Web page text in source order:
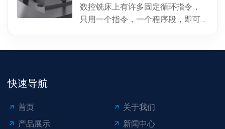
数控铣床上有许多固定循环指令，
只用一个指令，一个程序段，即可
快速导航
首页
关于我们
产品展示
新闻中心